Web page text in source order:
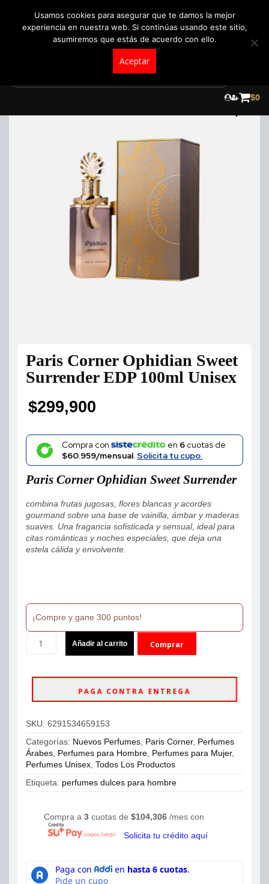
$0
Paris Corner Ophidian Sweet
Surrender EDP 100ml Unisex
$299,900
Compra con en 6cuotas de
$60.959/mensual.Solicita tu cupo.
Paris Corner Ophidian Sweet Surrender
combina frutas jugosas, flores blancas y acordes
gourmand sobre una base de vainilla, ámbar y maderas
suaves. Una fragancia sofisticada y sensual, ideal para
citas románticas y noches especiales, que deja una
estela cálida y envolvente.
¡Compre y gane 300 puntos!
Corner
100ml
cantidad
Añadir al carrito Comprar
PAGA CONTRA ENTREGA
SKU: 6291534659153
Categorías: Nuevos Perfumes, Paris Corner, Perfumes
Árabes, Perfumes para Hombre, Perfumes para Mujer,
Perfumes Unisex, Todos Los Productos
Etiqueta: perfumes dulces para hombre
Compra a 3 cuotas de $104,306 /mes con
Solicita tu crédito aquí
Usamos cookies para asegurar que te damos la mejor
experiencia en nuestra web. Si continúas usando este sitio,
asumiremos que estás de acuerdo con ello.
Aceptar